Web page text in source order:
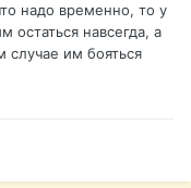
надо временно, то у
остаться навсегда, а
случае им бояться